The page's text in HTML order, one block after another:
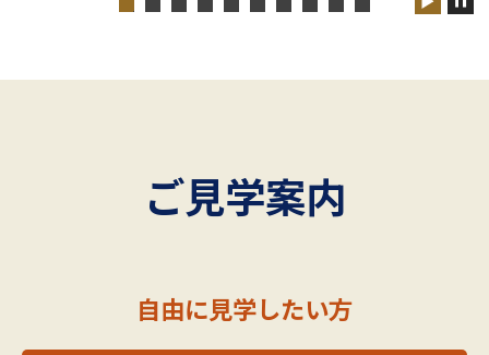
ご見学案内
自由に見学したい方